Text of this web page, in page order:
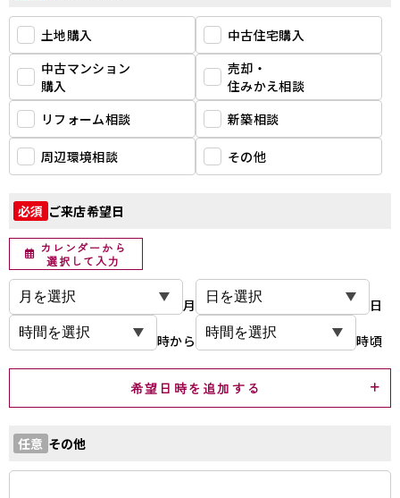
土地購入
中古住宅購入
中古マンション
購入
売却・
住みかえ相談
リフォーム相談
新築相談
周辺環境相談 その他
必須 ご来店希望日
カレンダーから
選択して入力
月
日
時から
時頃
希望日時を追加する
任意 その他